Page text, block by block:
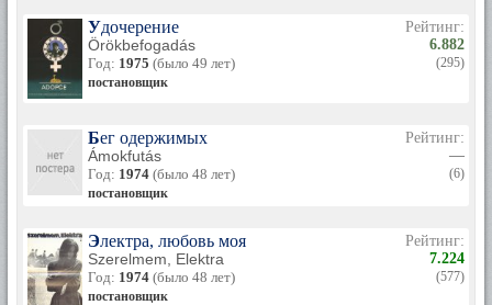
Удочерение
Örökbefogadás
Год: 1975 (было 49 лет)
постановщик
Рейтинг:
6.882
(295)
Бег одержимых
Ámokfutás
Год: 1974 (было 48 лет)
постановщик
Рейтинг:
—
(6)
Электра, любовь моя
Szerelmem, Elektra
Год: 1974 (было 48 лет)
постановщик
Рейтинг:
7.224
(577)